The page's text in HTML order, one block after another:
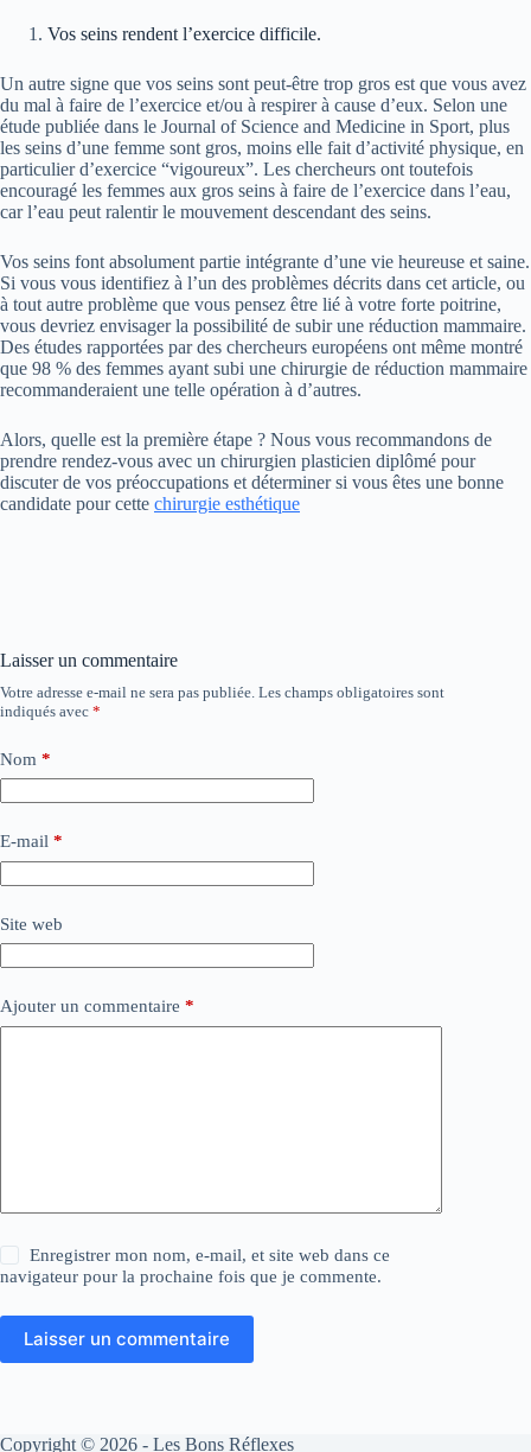
Vos seins rendent l’exercice difficile.
Un autre signe que vos seins sont peut-être trop gros est que vous avez
du mal à faire de l’exercice et/ou à respirer à cause d’eux. Selon une
étude publiée dans le Journal of Science and Medicine in Sport, plus
les seins d’une femme sont gros, moins elle fait d’activité physique, en
particulier d’exercice “vigoureux”. Les chercheurs ont toutefois
encouragé les femmes aux gros seins à faire de l’exercice dans l’eau,
car l’eau peut ralentir le mouvement descendant des seins.
Vos seins font absolument partie intégrante d’une vie heureuse et saine.
Si vous vous identifiez à l’un des problèmes décrits dans cet article, ou
à tout autre problème que vous pensez être lié à votre forte poitrine,
vous devriez envisager la possibilité de subir une réduction mammaire.
Des études rapportées par des chercheurs européens ont même montré
que 98 % des femmes ayant subi une chirurgie de réduction mammaire
recommanderaient une telle opération à d’autres.
Alors, quelle est la première étape ? Nous vous recommandons de
prendre rendez-vous avec un chirurgien plasticien diplômé pour
discuter de vos préoccupations et déterminer si vous êtes une bonne
candidate pour cette chirurgie esthétique
Laisser un commentaire
Votre adresse e-mail ne sera pas publiée. Les champs obligatoires sont
indiqués avec *
Nom *
E-mail *
Site web
Ajouter un commentaire *
Enregistrer mon nom, e-mail, et site web dans ce
navigateur pour la prochaine fois que je commente.
Laisser un commentaire
Copyright © 2026 - Les Bons Réflexes